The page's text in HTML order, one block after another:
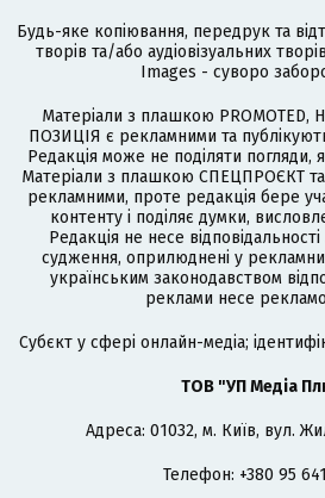
Будь-яке копіювання, передрук та
творів та/або аудіовізуальних
Images - суворо
Матеріали з плашкою
ПОЗИЦІЯ є рекламними та
Редакція може не поділяти погляди,
Матеріали з плашкою СПЕЦПРОЄКТ
рекламними, проте редакція бере
контенту і поділяє думки,
Редакція не несе
судження, оприлюднені у
українським законодавством
реклами несе
Cубєкт у сфері онлайн-медіа;
ТОВ "УП Медіа
Адреса: 01032, м. Київ, вул.
Телефон: +380 95